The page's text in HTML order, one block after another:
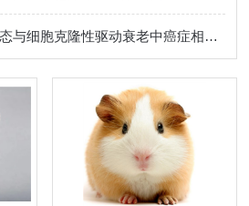
Nature aging：铁稳态与细胞克隆性驱动衰老中癌症相关的肠道DNA甲基化漂变